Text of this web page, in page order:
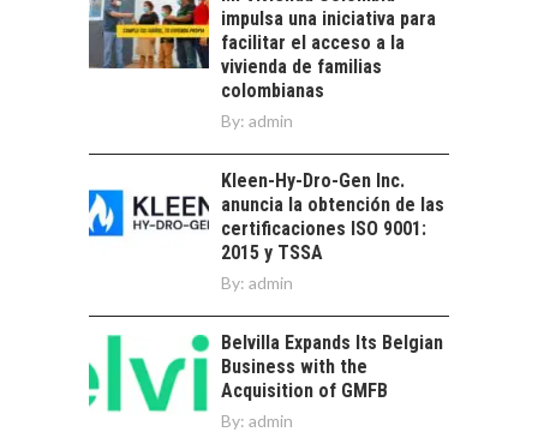
BANCARIO
Financiamiento para
pymes en Chile:
alternativas que
trascienden el
EL CRECIMIENTO DE
LOS SERVICIOS
EXPORTADOS DESDE
CHILE
El auge de las
exportaciones de
servicios digitales en
TORRES DEL PAINE Y
SU APORTE AL
TURISMO Y LA
ECONOMÍA REGIONAL
Torres del Paine:
motor clave del
impulsa una iniciativa para
facilitar el acceso a la
vivienda de familias
colombianas
By: admin
Kleen-Hy-Dro-Gen Inc.
anuncia la obtención de las
certificaciones ISO 9001:
2015 y TSSA
By: admin
Belvilla Expands Its Belgian
Business with the
Acquisition of GMFB
By: admin